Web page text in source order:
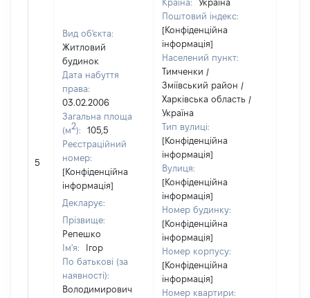
5
Вид об'єкта:
Житловий
будинок
Дата набуття
права:
03.02.2006
Загальна площа
(м2):
105,5
Реєстраційний
номер:
[Конфіденційна
інформація]
Декларує:
Прізвище:
Репешко
Ім'я:
Ігор
По батькові (за
наявності):
Володимирович
Країна:
Україна
Поштовий індекс:
[Конфіденційна
інформація]
Населений пункт:
Тимченки /
Зміївський район /
Харківська область /
Україна
Тип вулиці:
[Конфіденційна
інформація]
Вулиця:
[Конфіденційна
інформація]
Номер будинку:
[Конфіденційна
інформація]
Номер корпусу:
[Конфіденційна
інформація]
Номер квартири: